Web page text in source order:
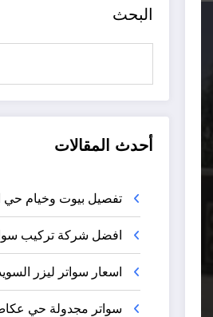
البحث
أحدث المقالات
تفصيل بيوت وخيام حي
افضل شركة تركيب
اسعار سواتر ليزر
سواتر مجدولة حي